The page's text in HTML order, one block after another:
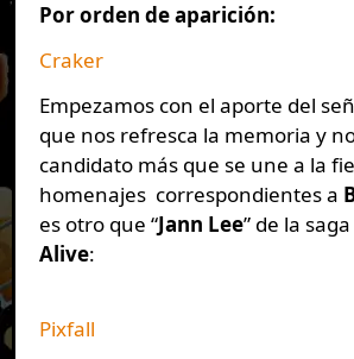
Por orden de aparición:
Craker
Empezamos con el aporte del
que nos refresca la memoria y
candidato más que se une a la
homenajes correspondientes a
es otro que “Jann Lee” de la saga
Alive:
Pixfall